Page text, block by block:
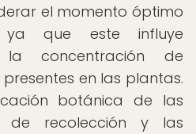
el momento óptimo
que este influye
concentración de
en las plantas.
botánica de las
de recolección y las